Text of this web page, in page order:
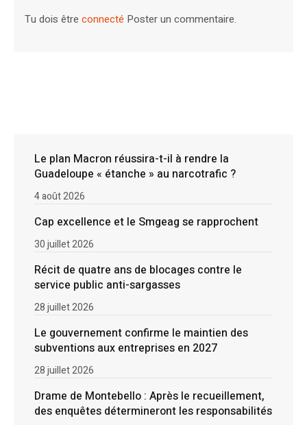
Tu dois êtreconnecté Poster un commentaire.
Le plan Macron réussira-t-il à rendre la
Guadeloupe « étanche » au narcotrafic ?
4 août 2026
Cap excellence et le Smgeag se rapprochent
30 juillet 2026
Récit de quatre ans de blocages contre le
service public anti-sargasses
28 juillet 2026
Le gouvernement confirme le maintien des
subventions aux entreprises en 2027
28 juillet 2026
Drame de Montebello : Après le recueillement,
des enquêtes détermineront les responsabilités